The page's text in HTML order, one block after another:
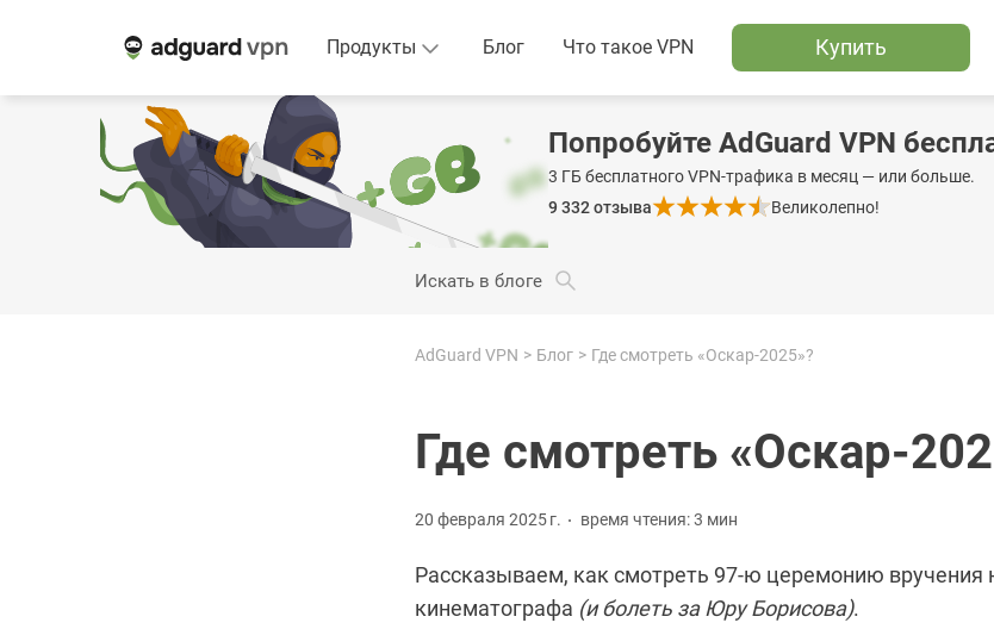
Продукты Блог Что такое VPN Купить
Попробуйте AdGuard VPN
3 ГБ бесплатного VPN-трафика в месяц — или больше.
9 332отзыва Великолепно!
Искать в блоге
AdGuard VPN Блог Где смотреть «Оскар-2025»?
Где смотреть «Оскар-
20 февраля 2025 г. время чтения: 3 мин
Рассказываем, как смотреть 97-ю церемонию вручения
кинематографа (и болеть за Юру Борисова).